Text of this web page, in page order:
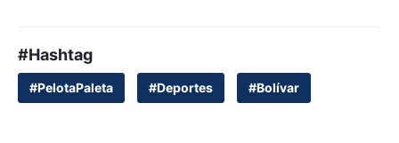
#Hashtag
#PelotaPaleta #Deportes #Bolívar